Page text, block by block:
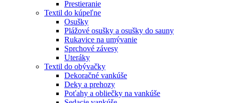
Prestieranie
Textil do kúpeľne
Osušky
Plážové osušky a osušky do sauny
Rukavice na umývanie
Sprchové závesy
Uteráky
Textil do obývačky
Dekoračné vankúše
Deky a prehozy
Poťahy a obliečky na vankúše